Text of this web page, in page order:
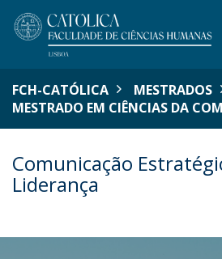
FCH-CATÓLICA MESTRADOS
MESTRADO EM CIÊNCIAS DA
Comunicação
Liderança